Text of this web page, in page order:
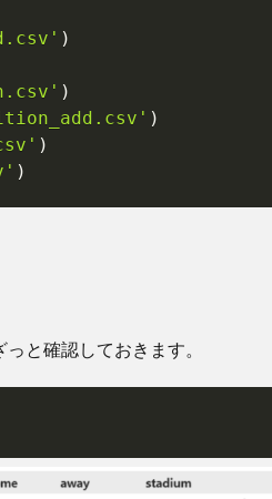
)
)
)
)
)
と確認しておきます。